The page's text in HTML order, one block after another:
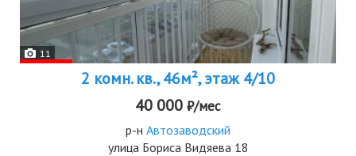
11
2 комн. кв., 46м², этаж 4/10
40 000 ₽/мес
р-н Автозаводский
улица Бориса Видяева 18